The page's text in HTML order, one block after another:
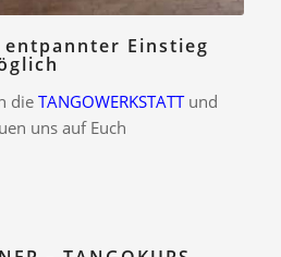
Einstieg
die TANGOWERKSTATTund
uns auf Euch